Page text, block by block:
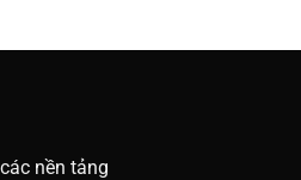
nền tảng